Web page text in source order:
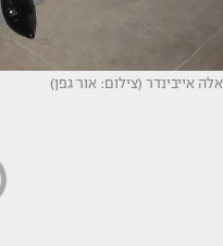
אלה אייבינדר (צילום: אור גפן)